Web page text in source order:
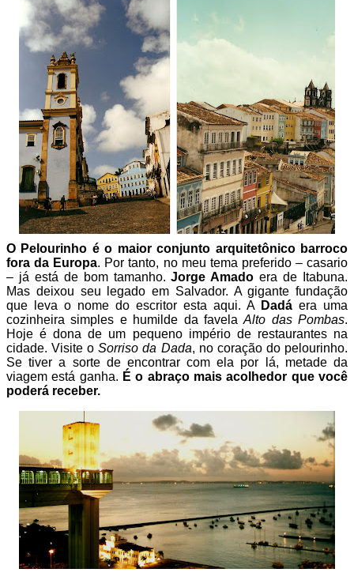
O Pelourinho é o maior conjunto arquitetônico barroco
fora da Europa. Por tanto, no meu tema preferido – casario
– já está de bom tamanho.Jorge Amado era de Itabuna.
Mas deixou seu legado em Salvador. A gigante fundação
que leva o nome do escritor esta aqui. A Dadá era uma
cozinheira simples e humilde da favelaAlto das Pombas.
Hoje é dona de um pequeno império de restaurantes na
cidade. Visite oSorriso da Dada, no coração do pelourinho.
Se tiver a sorte de encontrar com ela por lá, metade da
viagem está ganha. É o abraço mais acolhedor que você
poderá receber.